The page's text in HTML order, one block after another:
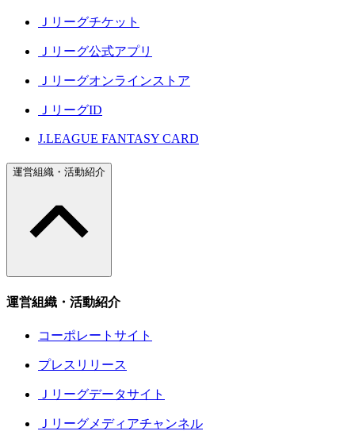
Ｊリーグチケット
Ｊリーグ公式アプリ
Ｊリーグオンラインストア
ＪリーグID
J.LEAGUE FANTASY CARD
運営組織・活動紹介
運営組織・活動紹介
コーポレートサイト
プレスリリース
Ｊリーグデータサイト
Ｊリーグメディアチャンネル